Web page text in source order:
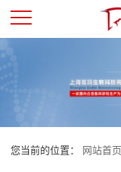
页
您当前的位置： 网站首页